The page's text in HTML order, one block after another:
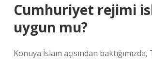
Cumhuriyet rejimi
uygun mu?
Konuya İslam açısından